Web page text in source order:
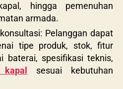
hingga pemenuhan
armada.
Pelanggan dapat
tipe produk, stok, fitur
baterai, spesifikasi teknis,
sesuai kebutuhan